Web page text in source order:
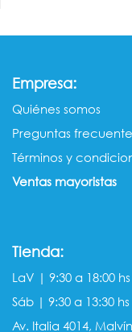
Empresa:
Quiénes somos​​
Preguntas
Términos y
Ventas mayorista​s
Tienda:
LaV | 9:30 a 18:00 hs
Sáb | 9:30 a 13:30 hs
Av. Italia 4014, Malvín